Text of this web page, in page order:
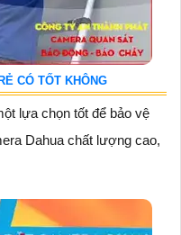
CÓ TỐT KHÔNG
lựa chọn tốt để bảo vệ
Dahua chất lượng cao,